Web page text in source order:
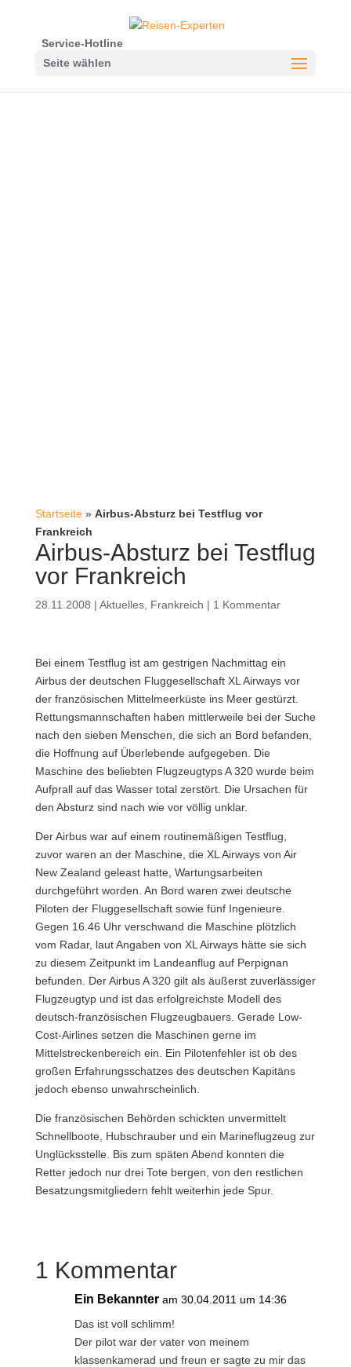
Service-Hotline
Seite wählen
Startseite» Airbus-Absturz bei Testflug vor
Frankreich
Airbus-Absturz bei Testflug
vor Frankreich
28.11.2008 | Aktuelles, Frankreich | 1 Kommentar
Bei einem Testflug ist am gestrigen Nachmittag ein
Airbus der deutschen Fluggesellschaft XL Airways vor
der französischen Mittelmeerküste ins Meer gestürzt.
Rettungsmannschaften haben mittlerweile bei der Suche
nach den sieben Menschen, die sich an Bord befanden,
die Hoffnung auf Überlebende aufgegeben. Die
Maschine des beliebten Flugzeugtyps A 320 wurde beim
Aufprall auf das Wasser total zerstört. Die Ursachen für
den Absturz sind nach wie vor völlig unklar.
Der Airbus war auf einem routinemäßigen Testflug,
zuvor waren an der Maschine, die XL Airways von Air
New Zealand geleast hatte, Wartungsarbeiten
durchgeführt worden. An Bord waren zwei deutsche
Piloten der Fluggesellschaft sowie fünf Ingenieure.
Gegen 16.46 Uhr verschwand die Maschine plötzlich
vom Radar, laut Angaben von XL Airways hätte sie sich
zu diesem Zeitpunkt im Landeanflug auf Perpignan
befunden. Der Airbus A 320 gilt als äußerst zuverlässiger
Flugzeugtyp und ist das erfolgreichste Modell des
deutsch-französischen Flugzeugbauers. Gerade Low-
Cost-Airlines setzen die Maschinen gerne im
Mittelstreckenbereich ein. Ein Pilotenfehler ist ob des
großen Erfahrungsschatzes des deutschen Kapitäns
jedoch ebenso unwahrscheinlich.
Die französischen Behörden schickten unvermittelt
Schnellboote, Hubschrauber und ein Marineflugzeug zur
Unglücksstelle. Bis zum späten Abend konnten die
Retter jedoch nur drei Tote bergen, von den restlichen
Besatzungsmitgliedern fehlt weiterhin jede Spur.
1 Kommentar
Ein Bekannter am 30.04.2011 um 14:36
Das ist voll schlimm!
Der pilot war der vater von meinem
klassenkamerad und freun er sagte zu mir das